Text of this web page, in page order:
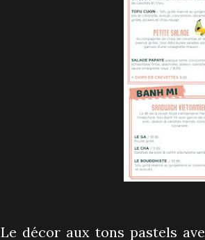
Le décor aux tons pastels